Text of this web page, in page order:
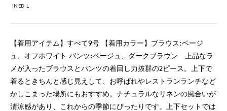
INED L
【着用アイテム】すべて9号 【着用カラー】ブラウス:ベージ
ュ、オフホワイト パンツ:ベージュ、ダークブラウン 上品なラ
メが入ったブラウスとパンツの着回し力抜群の2ピース。上下で
着るときちんと感じ見えして、お呼ばれやレストランランチなど
かしこまった場所にもおすすめ。ナチュラルなリネンの風合いが
清涼感があり、これからの季節にぴったりです。上下セットでは